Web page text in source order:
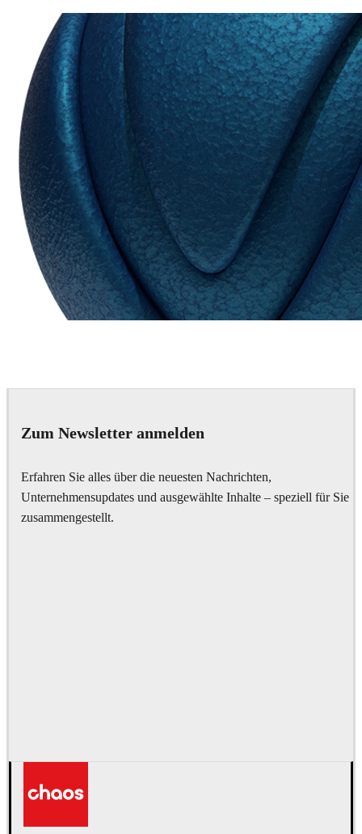
Zum Newsletter anmelden
Erfahren Sie alles über die neuesten Nachrichten,
Unternehmensupdates und ausgewählte Inhalte – speziell für Sie
zusammengestellt.